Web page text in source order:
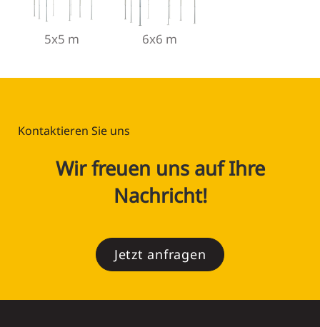
5x5 m 6x6 m
Kontaktieren Sie uns
Wir freuen uns auf Ihre
Nachricht!
Jetzt anfragen